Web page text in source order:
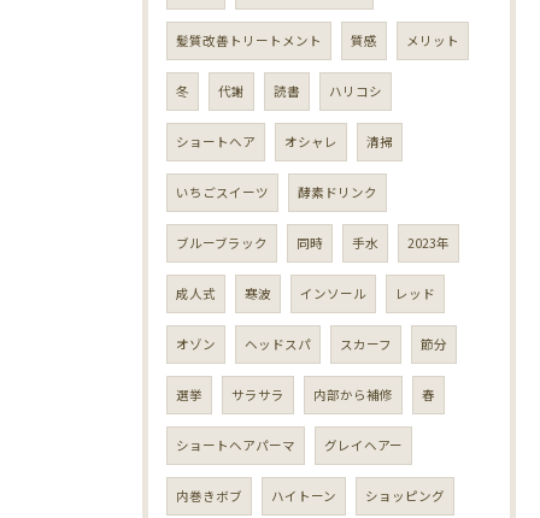
髪質改善トリートメント 質感 メリット
冬 代謝 読書 ハリコシ
ショートヘア オシャレ 清掃
いちごスイーツ 酵素ドリンク
ブルーブラック 同時 手水 2023年
成人式 寒波 インソール レッド
オゾン ヘッドスパ スカーフ 節分
選挙 サラサラ 内部から補修 春
ショートヘアパーマ グレイヘアー
内巻きボブ ハイトーン ショッピング